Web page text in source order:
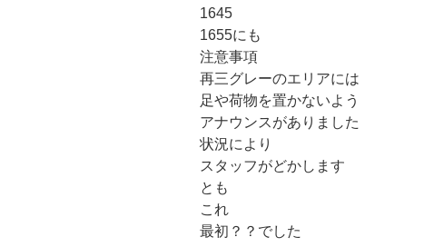
1645
1655にも
注意事項
再三グレーのエリアには
足や荷物を置かないよう
アナウンスがありました
状況により
スタッフがどかします
とも
これ
最初？？でした